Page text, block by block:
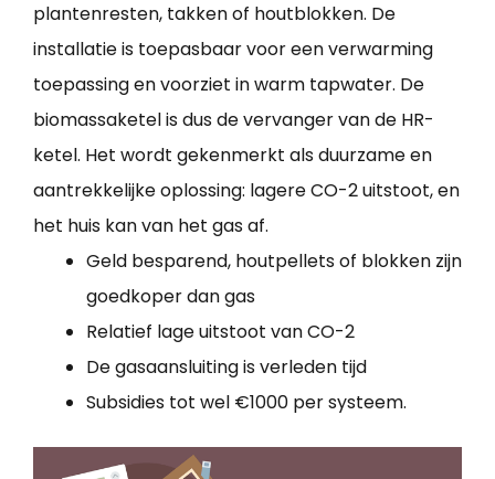
plantenresten, takken of houtblokken. De
installatie is toepasbaar voor een verwarming
toepassing en voorziet in warm tapwater. De
biomassaketel is dus de vervanger van de HR-
ketel. Het wordt gekenmerkt als duurzame en
aantrekkelijke oplossing: lagere CO-2 uitstoot, en
het huis kan van het gas af.
Geld besparend, houtpellets of blokken zijn
goedkoper dan gas
Relatief lage uitstoot van CO-2
De gasaansluiting is verleden tijd
Subsidies tot wel €1000 per systeem.